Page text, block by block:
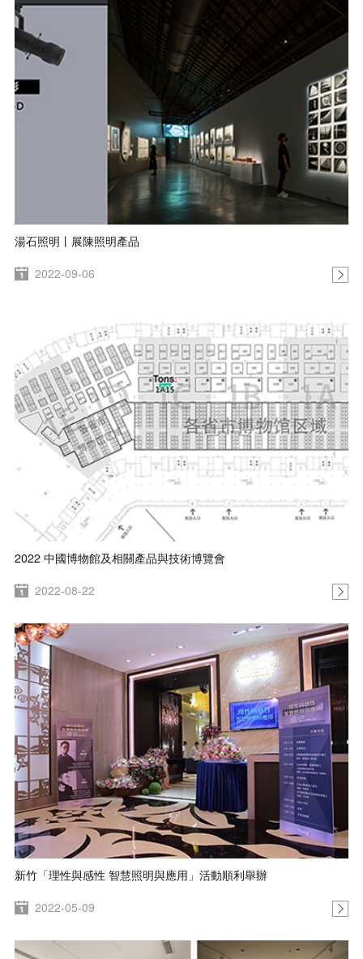
湯石照明丨展陳照明產品
2022-09-06
2022 中國博物館及相關產品與技術博覽會
2022-08-22
新竹「理性與感性 智慧照明與應用」活動順利舉辦
2022-05-09